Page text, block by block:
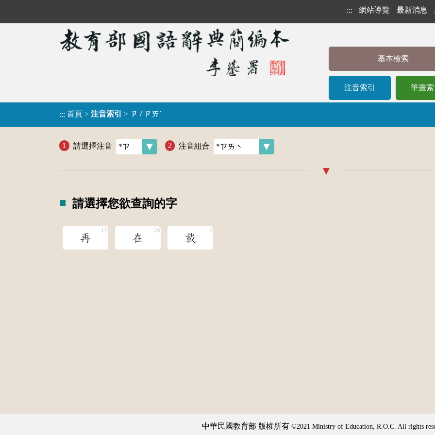
::: 網站導覽 最新消息
基本檢索
注音索引 筆畫索
::: 首頁 > 注音索引 > ㄗ / ㄗㄞˋ
請選擇注音 注音組合
請選擇您欲查詢的字
再 在 載
中華民國教育部 版權所有 ©2021 Ministry of Education, R.O.C. All rights